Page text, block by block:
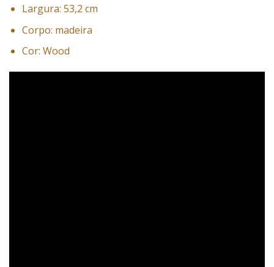
Largura: 53,2 cm
Corpo: madeira
Cor: Wood